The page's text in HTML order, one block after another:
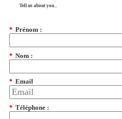
Tell us about you...
* Prénom :
* Nom :
* Email
* Téléphone :